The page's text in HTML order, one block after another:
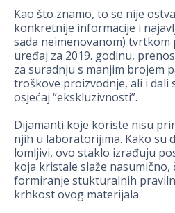
Kao što znamo, to se nije
konkretnije informacije i
sada neimenovanom)
uređaj za 2019. godinu,
za suradnju s manjim brojem
troškove proizvodnje, ali i dali
osjećaj “ekskluzivnosti”.
Dijamanti koje koriste nisu
njih u laboratorijima. Kako su
lomljivi, ovo staklo izrađuju
koja kristale slaže nasumično,
formiranje stukturalnih
krhkost ovog materijala.